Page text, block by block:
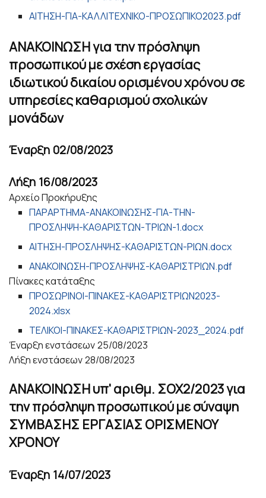
ΑΙΤΗΣΗ-ΓΙΑ-ΚΑΛΛΙΤΕΧΝΙΚΟ-ΠΡΟΣΩΠΙΚΟ2023.pdf
ΑΝΑΚΟΙΝΩΣΗ για την πρόσληψη
προσωπικού με σχέση εργασίας
ιδιωτικού δικαίου ορισμένου χρόνου σε
υπηρεσίες καθαρισμού σχολικών
μονάδων
Έναρξη 02/08/2023
Λήξη 16/08/2023
Αρχείο Προκήρυξης
ΠΑΡΑΡΤΗΜΑ-ΑΝΑΚΟΙΝΩΣΗΣ-ΓΙΑ-ΤΗΝ-
ΠΡΟΣΛΗΨΗ-ΚΑΘΑΡΙΣΤΩΝ-ΤΡΙΩΝ-1.docx
ΑΙΤΗΣΗ-ΠΡΟΣΛΗΨΗΣ-ΚΑΘΑΡΙΣΤΩΝ-ΡΙΩΝ.docx
ΑΝΑΚΟΙΝΩΣΗ-ΠΡΟΣΛΗΨΗΣ-ΚΑΘΑΡΙΣΤΡΙΩΝ.pdf
Πίνακες κατάταξης
ΠΡΟΣΩΡΙΝΟΙ-ΠΙΝΑΚΕΣ-ΚΑΘΑΡΙΣΤΡΙΩΝ2023-
2024.xlsx
ΤΕΛΙΚΟΙ-ΠΙΝΑΚΕΣ-ΚΑΘΑΡΙΣΤΡΙΩΝ-2023_2024.pdf
Έναρξη ενστάσεων25/08/2023
Λήξη ενστάσεων28/08/2023
ΑΝΑΚΟΙΝΩΣΗ υπ' αριθμ. ΣΟΧ2/2023 για
την πρόσληψη προσωπικού με σύναψη
ΣΥΜΒΑΣΗΣ ΕΡΓΑΣΙΑΣ ΟΡΙΣΜΕΝΟΥ
ΧΡΟΝΟΥ
Έναρξη 14/07/2023